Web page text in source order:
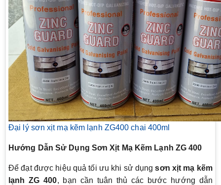
Đại lý sơn xịt mạ kẽm lạnh ZG400 chai 400ml
Hướng Dẫn Sử Dụng Sơn Xịt Mạ Kẽm Lạnh ZG 400
Để đạt được hiệu quả tối ưu khi sử dụngsơn xịt mạ kẽm
lạnh ZG 400, bạn cần tuân thủ các bước hướng dẫn